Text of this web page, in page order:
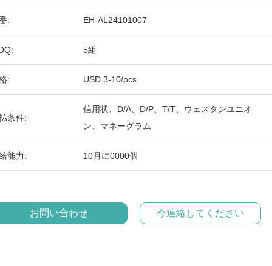
: EH-AL24101007
5組
: USD 3-10/pcs
条件:
信用状、D/A、D/P、T/T、ウェスタンユニオ
ン、マネーグラム
能力: 10月に0000個
お問い合わせ 今連絡してください